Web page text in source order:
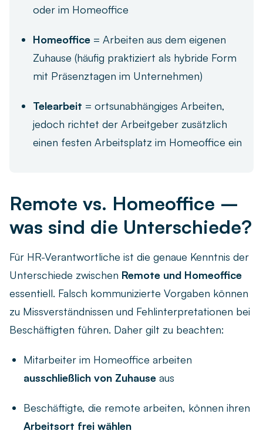
oder im Homeoffice
Homeoffice = Arbeiten aus dem eigenen
Zuhause (häufig praktiziert als hybride Form
mit Präsenztagen im Unternehmen)
Telearbeit = ortsunabhängiges Arbeiten,
jedoch richtet der Arbeitgeber zusätzlich
einen festen Arbeitsplatz im Homeoffice ein
Remote vs. Homeoffice –
was sind die Unterschiede?
Für HR-Verantwortliche ist die genaue Kenntnis der
Unterschiede zwischen Remote und Homeoffice
essentiell. Falsch kommunizierte Vorgaben können
zu Missverständnissen und Fehlinterpretationen bei
Beschäftigten führen. Daher gilt zu beachten:
Mitarbeiter im Homeoffice arbeiten
ausschließlich von Zuhause aus
Beschäftigte, die remote arbeiten, können ihren
Arbeitsort frei wählen